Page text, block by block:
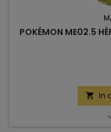
POKÉMON ME02.5
 In